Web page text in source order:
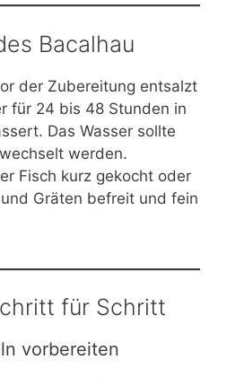
Bacalhau
der Zubereitung entsalzt
für 24 bis 48 Stunden in
Das Wasser sollte
werden.
Fisch kurz gekocht oder
Gräten befreit und fein
für Schritt
vorbereiten